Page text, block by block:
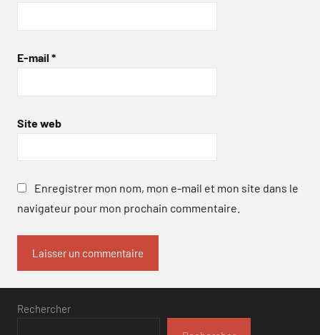
E-mail *
Site web
Enregistrer mon nom, mon e-mail et mon site dans le
navigateur pour mon prochain commentaire.
Rechercher